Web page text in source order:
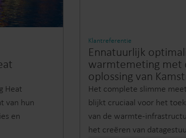
Heat
van hun
en
Klantreferentie
Ennatuurlijk
warmtemeting met
oplossing van
Het complete slimme
blijkt cruciaal voor het
van de warmte-
het creëren van